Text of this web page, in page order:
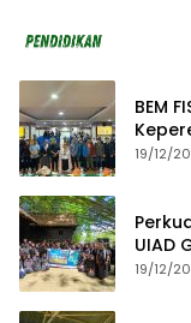
BEM
dan
19/12/
UIAD
19/12/